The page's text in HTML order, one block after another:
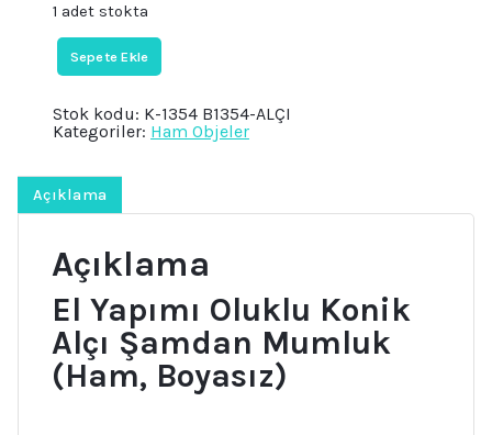
₺233.fiyat:
₺190.
1 adet stokta
El
Yapımı,
Oluklu
7,5cm
Alçı
(Ham,
Boyasız)
B1354
Sepete Ekle
Stok kodu: K-1354 B1354-ALÇI
Kategoriler: Ham Objeler
Açıklama
Açıklama
El Yapımı Oluklu Konik
Alçı Şamdan Mumluk
(Ham, Boyasız)